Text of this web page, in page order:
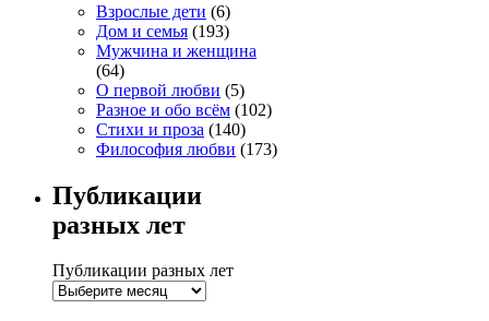
Взрослые дети (6)
Дом и семья (193)
Мужчина и женщина
(64)
О первой любви (5)
Разное и обо всём (102)
Стихи и проза (140)
Философия любви (173)
Публикации
разных лет
Публикации разных лет